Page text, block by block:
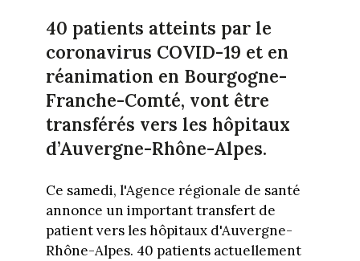
40 patients atteints par le
coronavirus COVID-19 et en
réanimation en Bourgogne-
Franche-Comté, vont être
transférés vers les hôpitaux
d’Auvergne-Rhône-Alpes.
Ce samedi, l'Agence régionale de santé
annonce un important transfert de
patient vers les hôpitaux d'Auvergne-
Rhône-Alpes. 40 patients actuellement